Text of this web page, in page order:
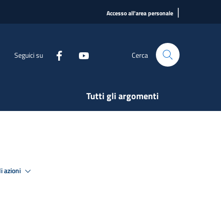
Accesso all'area personale |
Seguici su Cerca
Tutti gli argomenti
azioni